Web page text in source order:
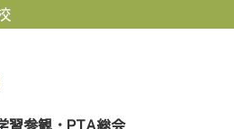
習参観・PTA総会